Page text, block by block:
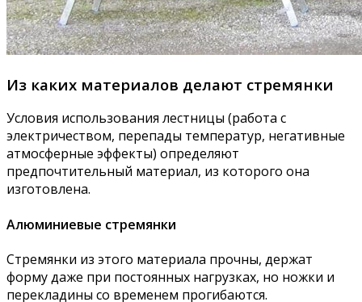
Из каких материалов делают стремянки
Условия использования лестницы (работа с
электричеством, перепады температур, негативные
атмосферные эффекты) определяют
предпочтительный материал, из которого она
изготовлена.
Алюминиевые стремянки
Стремянки из этого материала прочны, держат
форму даже при постоянных нагрузках, но ножки и
перекладины со временем прогибаются.